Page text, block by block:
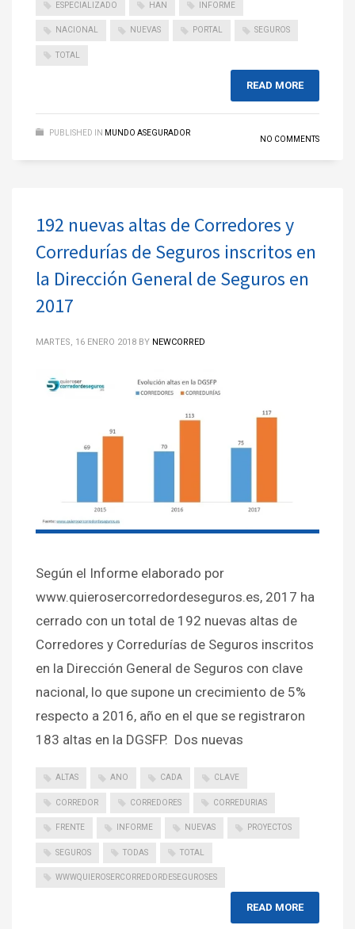
ESPECIALIZADO HAN INFORME
NACIONAL NUEVAS PORTAL SEGUROS
TOTAL
READ MORE
PUBLISHED IN MUNDO ASEGURADOR
NO COMMENTS
192 nuevas altas de Corredores y
Corredurías de Seguros inscritos en
la Dirección General de Seguros en
2017
MARTES, 16 ENERO 2018 BY NEWCORRED
Según el Informe elaborado por
www.quierosercorredordeseguros.es, 2017 ha
cerrado con un total de 192 nuevas altas de
Corredores y Corredurías de Seguros inscritos
en la Dirección General de Seguros con clave
nacional, lo que supone un crecimiento de 5%
respecto a 2016, año en el que se registraron
183 altas en la DGSFP. Dos nuevas
ALTAS ANO CADA CLAVE
CORREDOR CORREDORES CORREDURIAS
FRENTE INFORME NUEVAS PROYECTOS
SEGUROS TODAS TOTAL
WWWQUIEROSERCORREDORDESEGUROSES
READ MORE